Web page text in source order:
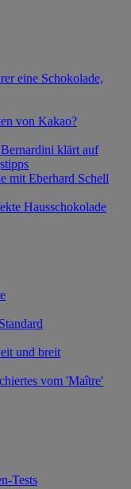
eine Schokolade,
von Kakao?
klärt auf
mit Eberhard Schell
Hausschokolade
und breit
vom 'Maître'
Tests